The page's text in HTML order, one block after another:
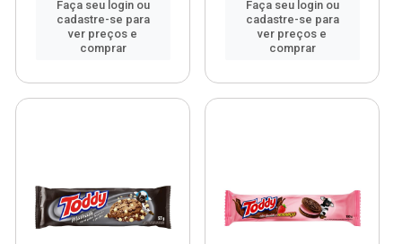
Faça seu login ou
cadastre-se para
ver preços e
comprar
Faça seu login ou
cadastre-se para
ver preços e
comprar